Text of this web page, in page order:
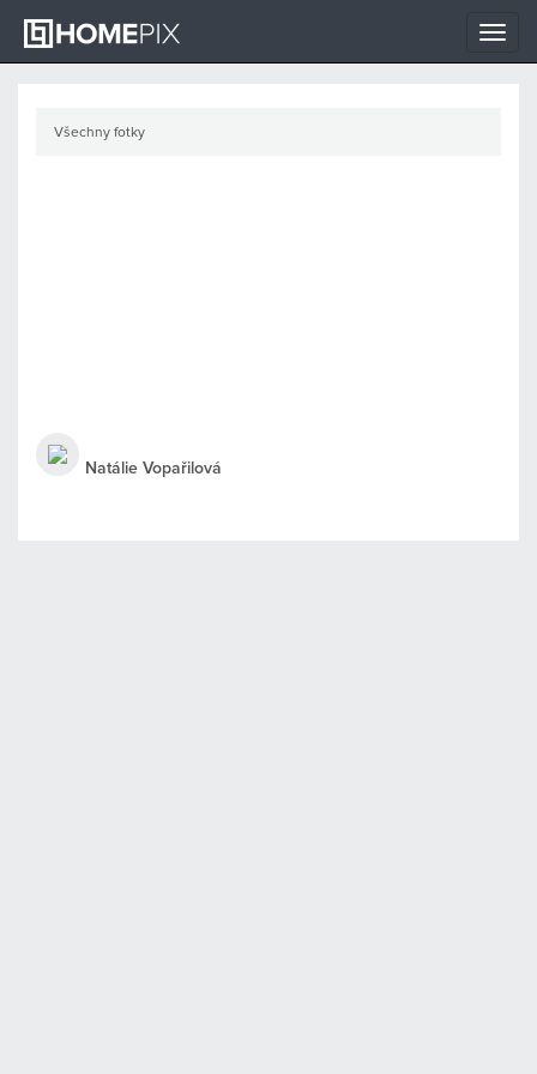
Toggle
Všechny fotky
Natálie Vopařilová